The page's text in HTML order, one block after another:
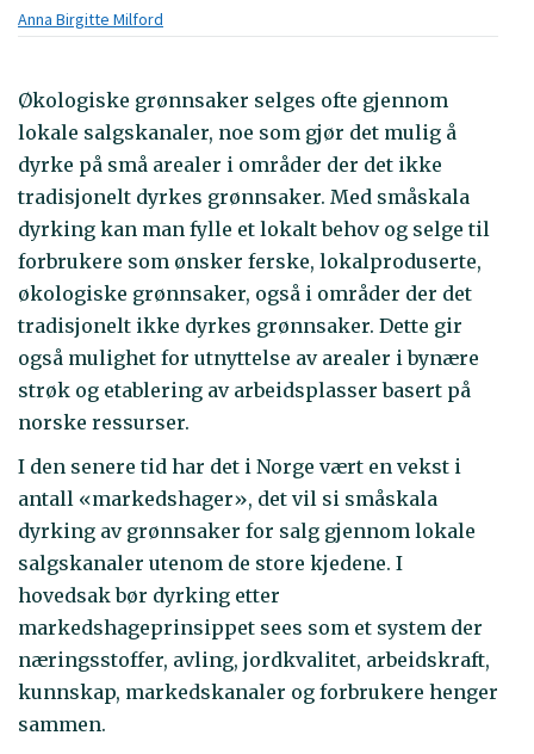
Anna Birgitte Milford
Økologiske grønnsaker selges ofte gjennom
lokale salgskanaler, noe som gjør det mulig å
dyrke på små arealer i områder der det ikke
tradisjonelt dyrkes grønnsaker. Med småskala
dyrking kan man fylle et lokalt behov og selge til
forbrukere som ønsker ferske, lokalproduserte,
økologiske grønnsaker, også i områder der det
tradisjonelt ikke dyrkes grønnsaker. Dette gir
også mulighet for utnyttelse av arealer i bynære
strøk og etablering av arbeidsplasser basert på
norske ressurser.
I den senere tid har det i Norge vært en vekst i
antall «markedshager», det vil si småskala
dyrking av grønnsaker for salg gjennom lokale
salgskanaler utenom de store kjedene. I
hovedsak bør dyrking etter
markedshageprinsippet sees som et system der
næringsstoffer, avling, jordkvalitet, arbeidskraft,
kunnskap, markedskanaler og forbrukere henger
sammen.